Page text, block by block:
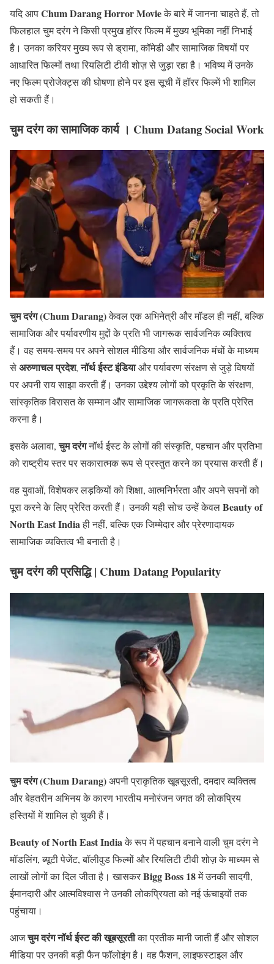
यदि आपChum Darang Horror Movieके बारे में जानना चाहते हैं, तो
फिलहाल चुम दरंग ने किसी प्रमुख हॉरर फिल्म में मुख्य भूमिका नहीं निभाई
है। उनका करियर मुख्य रूप से ड्रामा, कॉमेडी और सामाजिक विषयों पर
आधारित फिल्मों तथा रियलिटी टीवी शोज़ से जुड़ा रहा है। भविष्य में उनके
नए फिल्म प्रोजेक्ट्स की घोषणा होने पर इस सूची में हॉरर फिल्में भी शामिल
हो सकती हैं।
चुम दरंग का सामाजिक कार्य । Chum Datang Social Work
चुम दरंग (Chum Darang)केवल एक अभिनेत्री और मॉडल ही नहीं, बल्कि
सामाजिक और पर्यावरणीय मुद्दों के प्रति भी जागरूक सार्वजनिक व्यक्तित्व
हैं। वह समय-समय पर अपने सोशल मीडिया और सार्वजनिक मंचों के माध्यम
सेअरुणाचल प्रदेश,नॉर्थ ईस्ट इंडियाऔर पर्यावरण संरक्षण से जुड़े विषयों
पर अपनी राय साझा करती हैं। उनका उद्देश्य लोगों को प्रकृति के संरक्षण,
सांस्कृतिक विरासत के सम्मान और सामाजिक जागरूकता के प्रति प्रेरित
करना है।
इसके अलावा,चुम दरंगनॉर्थ ईस्ट के लोगों की संस्कृति, पहचान और प्रतिभा
को राष्ट्रीय स्तर पर सकारात्मक रूप से प्रस्तुत करने का प्रयास करती हैं।
वह युवाओं, विशेषकर लड़कियों को शिक्षा, आत्मनिर्भरता और अपने सपनों को
पूरा करने के लिए प्रेरित करती हैं। उनकी यही सोच उन्हें केवलBeauty of
North East Indiaही नहीं, बल्कि एक जिम्मेदार और प्रेरणादायक
सामाजिक व्यक्तित्व भी बनाती है।
चुम दरंग की प्रसिद्धि | Chum Datang Popularity
चुम दरंग (Chum Darang)अपनी प्राकृतिक खूबसूरती, दमदार व्यक्तित्व
और बेहतरीन अभिनय के कारण भारतीय मनोरंजन जगत की लोकप्रिय
हस्तियों में शामिल हो चुकी हैं।
Beauty of North East Indiaके रूप में पहचान बनाने वाली चुम दरंग ने
मॉडलिंग, ब्यूटी पेजेंट, बॉलीवुड फिल्मों और रियलिटी टीवी शोज़ के माध्यम से
लाखों लोगों का दिल जीता है। खासकरBigg Boss 18में उनकी सादगी,
ईमानदारी और आत्मविश्वास ने उनकी लोकप्रियता को नई ऊंचाइयों तक
पहुंचाया।
आजचुम दरंग नॉर्थ ईस्ट की खूबसूरतीका प्रतीक मानी जाती हैं और सोशल
मीडिया पर उनकी बड़ी फैन फॉलोइंग है। वह फैशन, लाइफस्टाइल और